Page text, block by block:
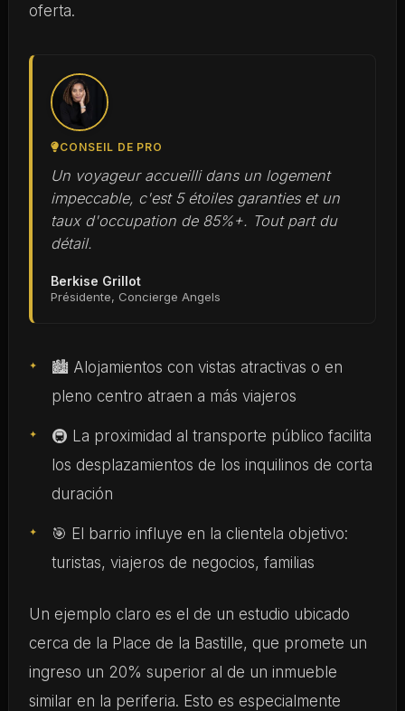
oferta.
CONSEIL DE PRO
Un voyageur accueilli dans un logement
impeccable, c'est 5 étoiles garanties et un
taux d'occupation de 85%+. Tout part du
détail.
Berkise Grillot
Présidente, Concierge Angels
🏙 Alojamientos con vistas atractivas o en
pleno centro atraen a más viajeros
🚇 La proximidad al transporte público facilita
los desplazamientos de los inquilinos de corta
duración
🎯 El barrio influye en la clientela objetivo:
turistas, viajeros de negocios, familias
Un ejemplo claro es el de un estudio ubicado
cerca de la Place de la Bastille, que promete un
ingreso un 20% superior al de un inmueble
similar en la periferia. Esto es especialmente